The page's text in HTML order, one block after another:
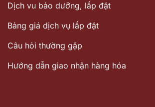
Dịch vu bảo dưỡng, lắp đặt
Bảng giá dịch vụ lắp đặt
Câu hỏi thường gặp
Hướng dẫn giao nhận hàng hóa